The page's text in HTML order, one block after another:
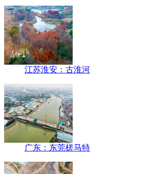
江苏淮安：古淮河
广东：东莞槎马特